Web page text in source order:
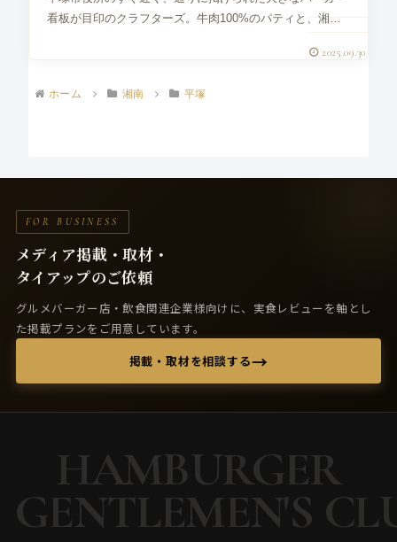
看板が目印のクラフターズ。牛肉100%のパティと、湘南
ーカル×手しごと”のグルメバーガーが評判です。店名どお
2025.09.30
ホーム 湘南 平塚
FOR BUSINESS
メディア掲載・取材・
タイアップのご依頼
グルメバーガー店・飲食関連企業様向けに、実食レビューを軸とし
た掲載プランをご用意しています。
掲載・取材を相談する→
HAMBURGER
GENTLEMEN'S